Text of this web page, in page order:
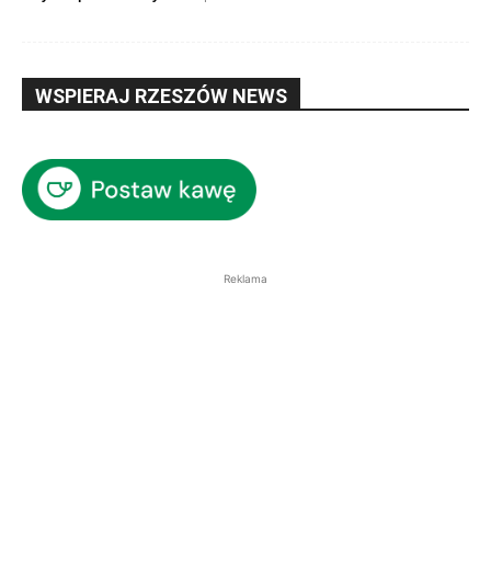
WSPIERAJ RZESZÓW NEWS
Reklama